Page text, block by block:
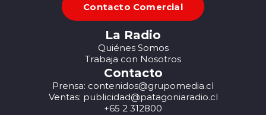
Contacto Comercial
La Radio
Quiénes Somos
Trabaja con Nosotros
Contacto
Prensa: contenidos@grupomedia.cl
Ventas: publicidad@patagoniaradio.cl
+65 2 312800